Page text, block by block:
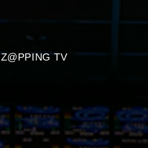
Z@PPING TV